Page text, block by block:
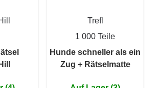
Trefl
1 000 Teile
Hunde schneller als ein
Zug + Rätselmatte